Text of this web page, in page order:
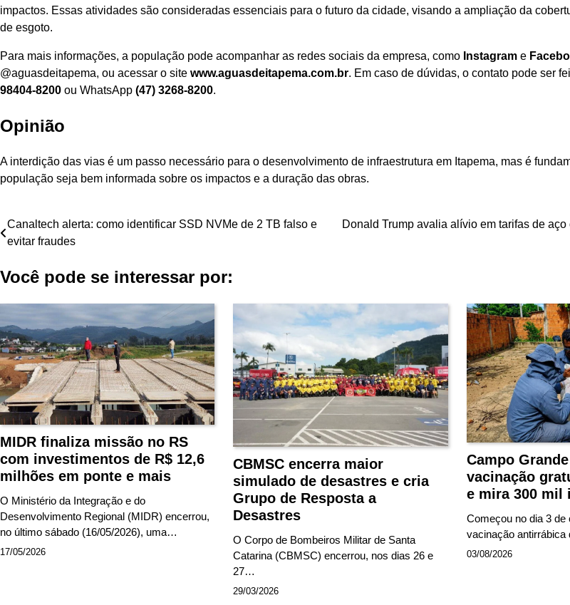
impactos. Essas atividades são consideradas essenciais para o futuro da cidade, visando a ampliação da
de esgoto.
Para mais informações, a população pode acompanhar as redes sociais da empresa, como Instagram e
@aguasdeitapema, ou acessar o site www.aguasdeitapema.com.br. Em caso de dúvidas, o contato pode ser
98404-8200 ou WhatsApp (47) 3268-8200.
Opinião
A interdição das vias é um passo necessário para o desenvolvimento de infraestrutura em Itapema, mas é
população seja bem informada sobre os impactos e a duração das obras.
Navegação
Post
Canaltech alerta: como identificar SSD NVMe de 2 TB falso e
evitar fraudes
Donald Trump avalia alívio em tarifas de
Você pode se interessar por:
MIDR finaliza missão no RS
com investimentos de R$ 12,6
milhões em ponte e mais
O Ministério da Integração e do
Desenvolvimento Regional (MIDR) encerrou,
no último sábado (16/05/2026), uma…
17/05/2026
CBMSC encerra maior
simulado de desastres e cria
Grupo de Resposta a
Desastres
O Corpo de Bombeiros Militar de Santa
Catarina (CBMSC) encerrou, nos dias 26 e
27…
29/03/2026
Campo
vacinação
e mira 300 mil
Começou no dia 3 de
vacinação
03/08/2026